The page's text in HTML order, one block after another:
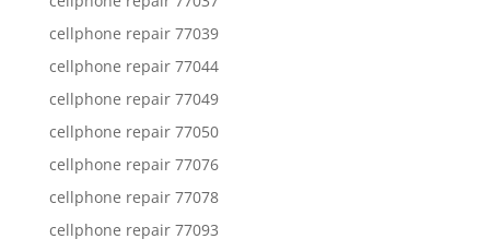
cellphone repair 77039
cellphone repair 77044
cellphone repair 77049
cellphone repair 77050
cellphone repair 77076
cellphone repair 77078
cellphone repair 77093